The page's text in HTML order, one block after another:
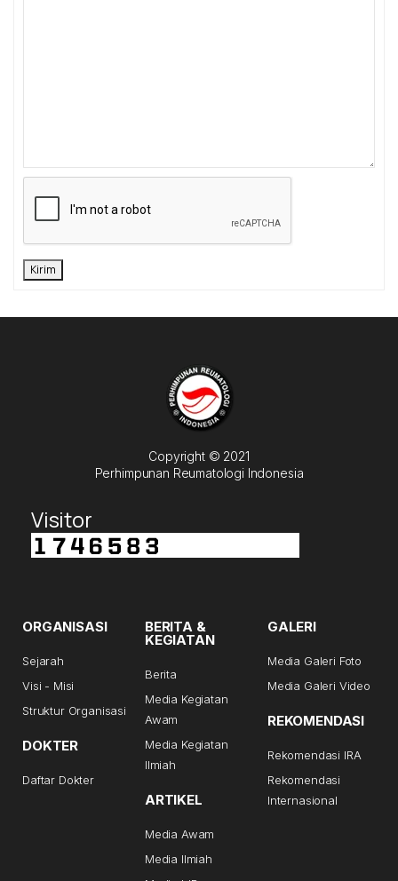
Kirim
Copyright © 2021
Perhimpunan Reumatologi Indonesia
Visitor
ORGANISASI
Sejarah
Visi - Misi
Struktur Organisasi
DOKTER
Daftar Dokter
BERITA &
KEGIATAN
Berita
Media Kegiatan
Awam
Media Kegiatan
Ilmiah
ARTIKEL
Media Awam
Media Ilmiah
GALERI
Media Galeri Foto
Media Galeri Video
REKOMENDASI
Rekomendasi IRA
Rekomendasi
Internasional